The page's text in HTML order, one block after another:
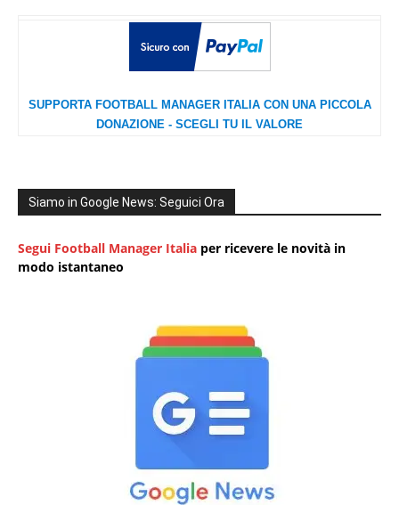
SUPPORTA FOOTBALL MANAGER ITALIA CON UNA PICCOLA
DONAZIONE - SCEGLI TU IL VALORE
Siamo in Google News: Seguici Ora
Segui Football Manager Italia per ricevere le novità in
modo istantaneo